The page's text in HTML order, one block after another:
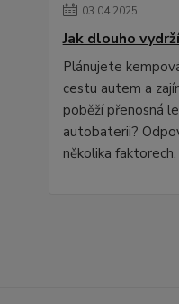
03.04.2025
Jak dlouho
Plánujete
cestu autem a
poběží přenosná
autobaterii?
několika faktorech,